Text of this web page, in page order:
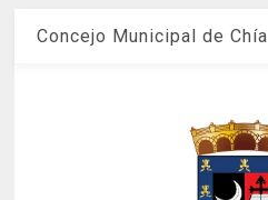
Concejo Municipal de Chía